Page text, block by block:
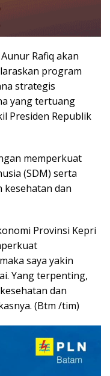
Rafiq akan
program
strategis
yang tertuang
Presiden Republik
memperkuat
(SDM) serta
kesehatan dan
Provinsi Kepri
saya yakin
Yang terpenting,
dan
(Btm /tim)